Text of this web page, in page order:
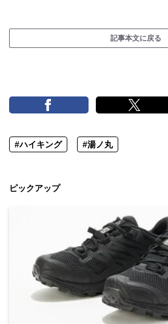
記事本文に戻る
#ハイキング #湯ノ丸
ピックアップ